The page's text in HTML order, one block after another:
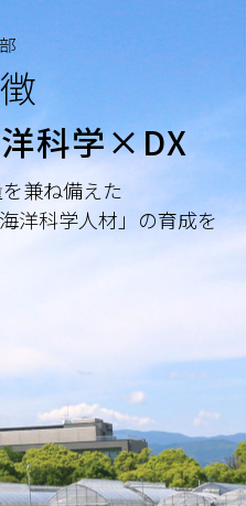
科学×DX
兼ね備えた
洋科学人材」の育成を